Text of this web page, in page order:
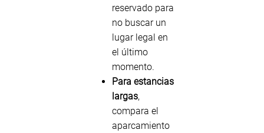
reservado para
no buscar un
lugar legal en
el último
momento.
Para estancias
largas,
compara el
aparcamiento